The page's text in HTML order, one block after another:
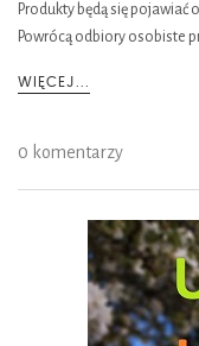
Produkty będą się
Powrócą odbiory osobiste
WIĘCEJ...
0 komentarzy